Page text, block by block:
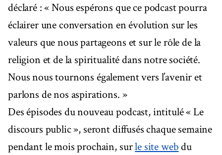
déclaré : « Nous espérons que ce podcast pourra
éclairer une conversation en évolution sur les
valeurs que nous partageons et sur le rôle de la
religion et de la spiritualité dans notre société.
Nous nous tournons également vers l’avenir et
parlons de nos aspirations. »
Des épisodes du nouveau podcast, intitulé « Le
discours public », seront diffusés chaque semaine
pendant le mois prochain, surle site webdu